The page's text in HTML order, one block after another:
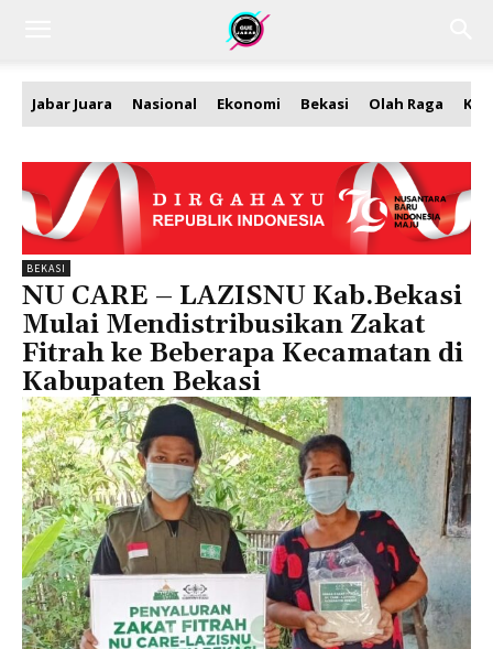
Jabar Juara Nasional Ekonomi Bekasi Olah Raga
BEKASI
NU CARE – LAZISNU Kab.Bekasi
Mulai Mendistribusikan Zakat
Fitrah ke Beberapa Kecamatan di
Kabupaten Bekasi